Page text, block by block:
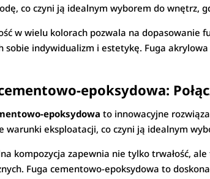
co czyni ją idealnym wyborem do wnętrz,
w wielu kolorach pozwala na
sobie indywidualizm i estetykę. Fuga
epoksydowa:
epoksydowa to innowacyjne
warunki eksploatacji, co czyni ją idealnym
kompozycja zapewnia nie tylko trwałość,
Fuga cementowo-epoksydowa to